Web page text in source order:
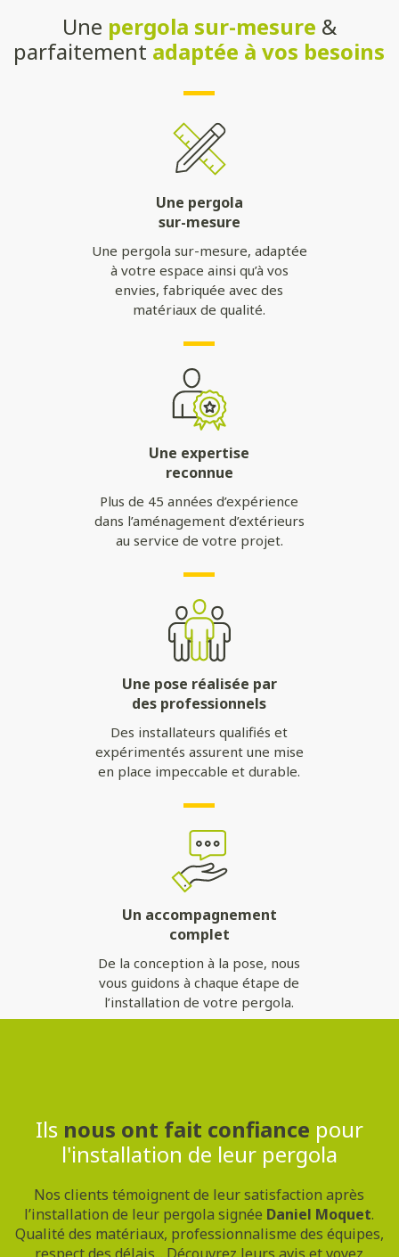
Une pergola sur-mesure &
parfaitement adaptée à vos besoins
Une pergola
sur-mesure
Une pergola sur-mesure, adaptée
à votre espace ainsi qu’à vos
envies, fabriquée avec des
matériaux de qualité.
Une expertise
reconnue
Plus de 45 années d’expérience
dans l’aménagement d’extérieurs
au service de votre projet.
Une pose réalisée par
des professionnels
Des installateurs qualifiés et
expérimentés assurent une mise
en place impeccable et durable.
Un accompagnement
complet
De la conception à la pose, nous
vous guidons à chaque étape de
l’installation de votre pergola.
Ils nous ont fait confiance pour
l'installation de leur pergola
Nos clients témoignent de leur satisfaction après
l’installation de leur pergola signée Daniel Moquet.
Qualité des matériaux, professionnalisme des équipes,